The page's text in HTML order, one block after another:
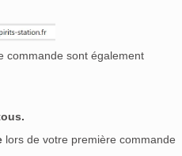
commande sont également
lors de votre première commande